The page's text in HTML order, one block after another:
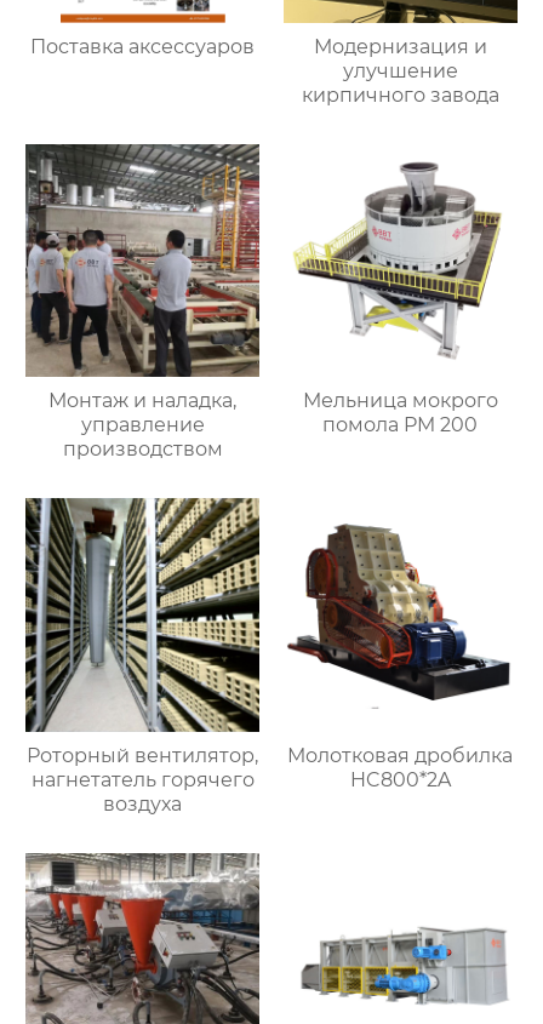
Поставка аксессуаров
Модернизация и
улучшение
кирпичного завода
Монтаж и наладка,
управление
производством
Мельница мокрого
помола PM 200
Роторный вентилятор,
нагнетатель горячего
воздуха
Молотковая дробилка
HC800*2A